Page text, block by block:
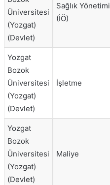
Üniversitesi
(Yozgat)
(Devlet)
Sağlık Yönetimi
(İÖ)
Yozgat
Bozok
Üniversitesi
(Yozgat)
(Devlet)
İşletme
Yozgat
Bozok
Üniversitesi
(Yozgat)
(Devlet)
Maliye